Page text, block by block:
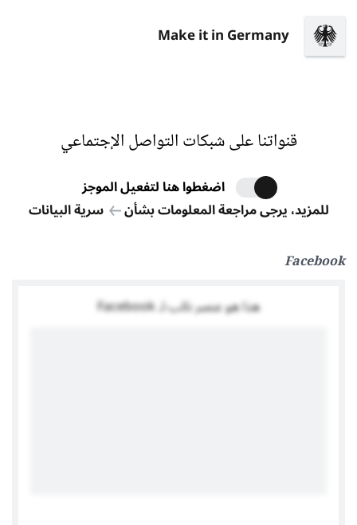
Make it in Germany
قنواتنا على شبكات التواصل الإجتماعي
اضغطوا هنا لتفعيل الموجز
للمزيد، يرجى مراجعة المعلومات بشأن
سرية البيانات
Facebook
هذا هو عنصر نائب لـ Facebook